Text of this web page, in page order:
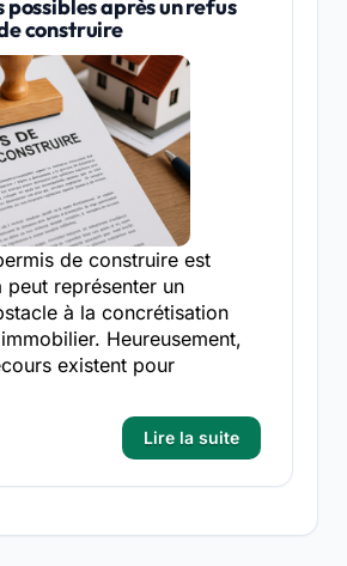
possibles après un refus
construire
de construire est
peut représenter un
à la concrétisation
Heureusement,
existent pour
Lire la suite